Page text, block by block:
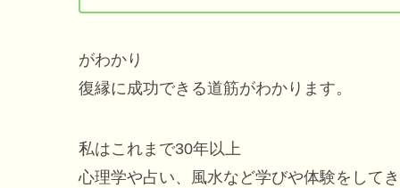
がわかり
復縁に成功できる道筋がわかります。
私はこれまで30年以上
心理学や占い、風水など学びや体験をして